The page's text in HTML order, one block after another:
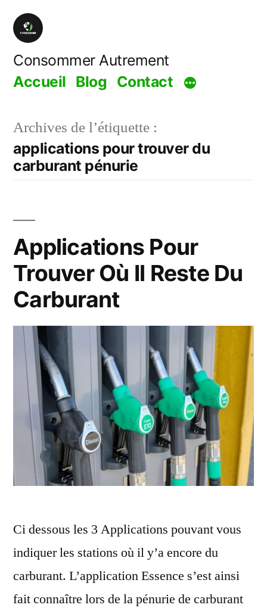
Aller
contenu
Consommer Autrement
Accueil Blog Contact
Archives de l’étiquette :
applications pour trouver du
carburant pénurie
Applications Pour
Trouver Où Il Reste Du
Carburant
Ci dessous les 3 Applications pouvant vous
indiquer les stations où il y’a encore du
carburant. L’application Essence s’est ainsi
fait connaître lors de la pénurie de carburant